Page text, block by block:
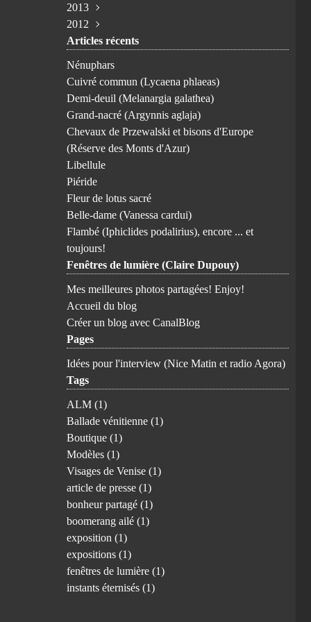
Avril
Mars
Janvier(1)
Février
Janvier
Juillet
Juin(4)
Avril (2)
Février
Juillet
Juin(1)
Mai(1)
Février
Juin(1)
Février
Janvier(1)
Octobre
Août
Juillet(2)
Avril
(3)
Novembre
Août
Mai(2)
Février
2013
Novembre
Octobre(3)
Août
2012
Avril (3)
Articles récents
Nénuphars
Cuivré commun (Lycaena phlaeas)
Demi-deuil (Melanargia galathea)
Grand-nacré (Argynnis aglaja)
Chevaux de Przewalski et bisons d'Europe
(Réserve des Monts d'Azur)
Libellule
Piéride
Fleur de lotus sacré
Belle-dame (Vanessa cardui)
Flambé (Iphiclides podalirius), encore ... et
toujours!
Fenêtres de lumière (Claire Dupouy)
Mes meilleures photos partagées! Enjoy!
Accueil du blog
Créer un blog avec CanalBlog
Pages
Idées pour l'interview (Nice Matin et radio Agora)
Tags
ALM (1)
Ballade vénitienne (1)
Boutique (1)
Modèles (1)
Visages de Venise (1)
article de presse (1)
bonheur partagé (1)
boomerang ailé (1)
exposition (1)
expositions (1)
fenêtres de lumière (1)
instants éternisés (1)